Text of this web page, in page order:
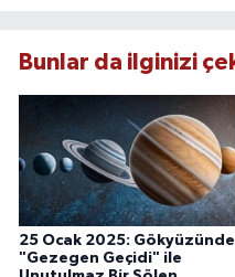
Bunlar da ilginizi
25 Ocak 2025: Gökyüzünde
"Gezegen Geçidi" ile